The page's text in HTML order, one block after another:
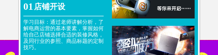
01 店铺开设
学习目标：通过老师讲解分析，了
解电商运营的基本要素，掌握如何
给自己店铺选择合适的装修风格，
及同行业的参照、商品标题的定制
技巧。